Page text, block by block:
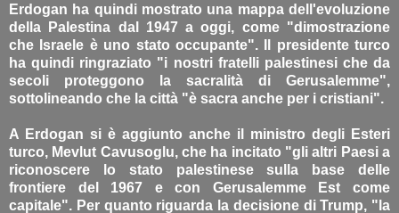
Erdogan ha quindi mostrato una mappa dell'evoluzione
della Palestina dal 1947 a oggi, come "dimostrazione
che Israele è uno stato occupante". Il presidente turco
ha quindi ringraziato "i nostri fratelli palestinesi che da
secoli proteggono la sacralità di Gerusalemme",
sottolineando che la città "è sacra anche per i cristiani".
A Erdogan si è aggiunto anche il ministro degli Esteri
turco, Mevlut Cavusoglu, che ha incitato "gli altri Paesi a
riconoscere lo stato palestinese sulla base delle
frontiere del 1967 e con Gerusalemme Est come
capitale". Per quanto riguarda la decisione di Trump, "la